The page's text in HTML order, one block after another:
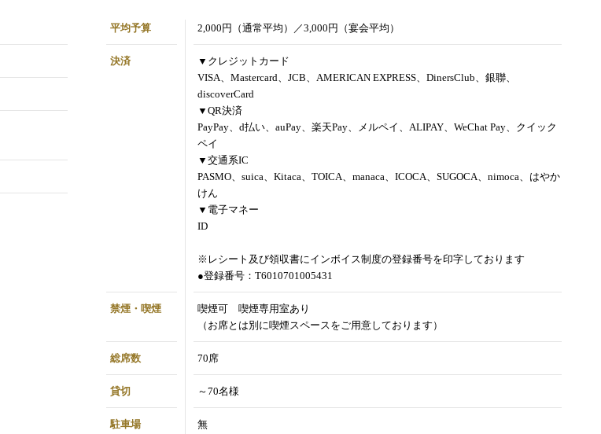
平均予算 2,000円（通常平均）／3,000円（宴会平均）
決済
▼クレジットカード
VISA、Mastercard、JCB、AMERICAN EXPRESS、DinersClub、銀聯、
discoverCard
▼QR決済
PayPay、d払い、auPay、楽天Pay、メルペイ、ALIPAY、WeChat Pay、クイック
ペイ
▼交通系IC
PASMO、suica、Kitaca、TOICA、manaca、ICOCA、SUGOCA、nimoca、はやか
けん
▼電子マネー
ID
※レシート及び領収書にインボイス制度の登録番号を印字しております
●登録番号：T6010701005431
禁煙・喫煙
喫煙可 喫煙専用室あり
（お席とは別に喫煙スペースをご用意しております）
総席数 70席
貸切 ～70名様
駐車場 無